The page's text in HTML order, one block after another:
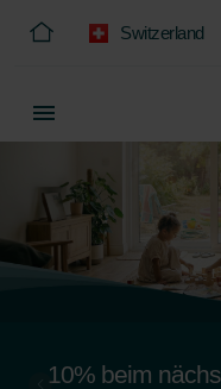
Switzerland
10% beim